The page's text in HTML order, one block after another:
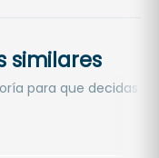
similares
para que decidas